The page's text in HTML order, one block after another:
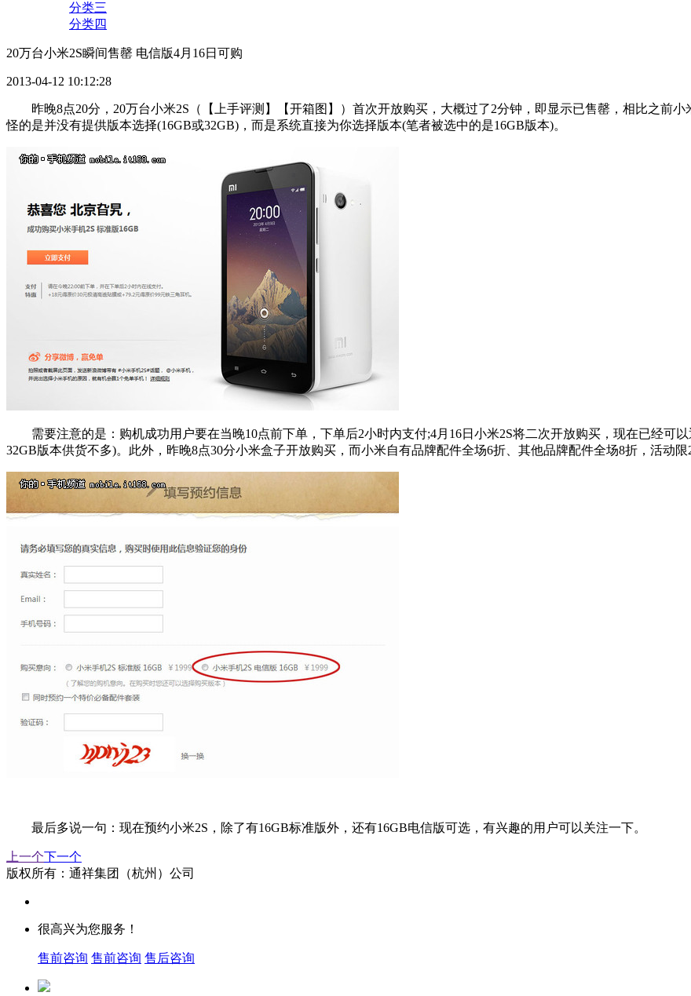
分类三
分类四
20万台小米2S瞬间售罄 电信版4月16日可购
2013-04-12 10:12:28
昨晚8点20分，20万台小米2S（【上手评测】【开箱图】）首次开放购买，大概过了2分钟，即显示已售罄，相比之前
怪的是并没有提供版本选择(16GB或32GB)，而是系统直接为你选择版本(笔者被选中的是16GB版本)。
需要注意的是：购机成功用户要在当晚10点前下单，下单后2小时内支付;4月16日小米2S将二次开放购买，现在已经可
32GB版本供货不多)。此外，昨晚8点30分小米盒子开放购买，而小米自有品牌配件全场6折、其他品牌配件全场8折，活动限
最后多说一句：现在预约小米2S，除了有16GB标准版外，还有16GB电信版可选，有兴趣的用户可以关注一下。
上一个下一个
版权所有：通祥集团（杭州）公司
很高兴为您服务！
售前咨询 售前咨询 售后咨询